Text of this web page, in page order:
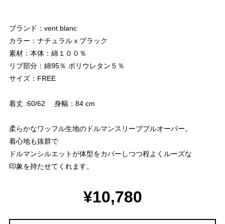
ブランド：vent blanc
カラー：ナチュラルｘブラック
素材：本体：綿１００％
リブ部分：綿95％ ポリウレタン５％
サイズ：FREE
着丈 :60/62 身幅：84 cm
柔らかなワッフル生地のドルマンスリーブプルオーバー。
着心地も抜群で
ドルマンシルエットが体型をカバーしつつ程よくルーズな
印象を持たせてくれます。
¥10,780